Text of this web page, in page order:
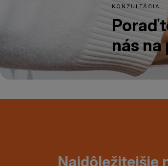
KONZULTÁCIA
nás na
Najdôležitejšie